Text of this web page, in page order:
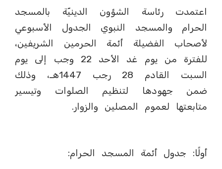
اعتمدت رئاسة الشؤون الدينيّة بالمسجد
الحرام والمسجد النبوي الجدول الأسبوعي
لأصحاب الفضيلة أئمة الحرمين الشريفين،
للفترة من يوم غد الأحد 22 وجب إلى يوم
السبت القادم 28 رجب 1447هـ، وذلك
ضمن جهودها لتنظيم الصلوات وتيسير
متابعتها لعموم المصلين والزوار.
أولًا: جدول أئمة المسجد الحرام: